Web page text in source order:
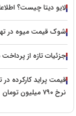
لایو دیتا چیست؟
شوک قیمت میوه در تهران/
جزئیات تازه از پرداخت
نرخ ۷۹۰ میلیون تومان